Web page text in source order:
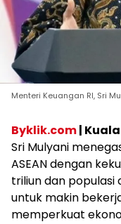
Menteri Keuangan RI, Sri
Byklik.com|
Sri Mulyani
ASEAN dengan
triliun dan populasi
untuk makin
memperkuat